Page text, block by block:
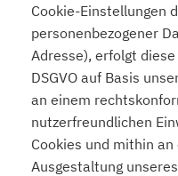
Cookie-Einstellungen
personenbezogener
Adresse), erfolgt
DSGVO auf Basis
an einem
nutzerfreundlichen
Cookies und mithin
Ausgestaltung